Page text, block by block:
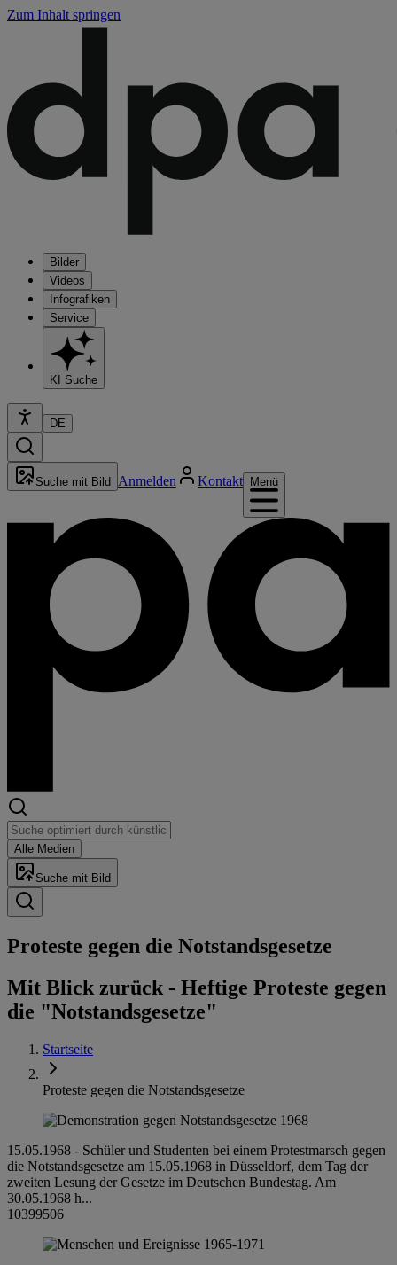
Zum Inhalt springen
Bilder
Videos
Infografiken
Service
KI Suche
DE
Suche mit Bild Anmelden Kontakt Menü
Alle Medien
Suche mit Bild
Proteste gegen die Not­stands­ge­set­ze
Mit Blick zurück - Heftige Proteste gegen
die "Notstandsgesetze"
Startseite
Proteste gegen die Notstandsgesetze
15.05.1968 - Schüler und Studenten bei einem Protestmarsch gegen
die Notstandsgesetze am 15.05.1968 in Düsseldorf, dem Tag der
zweiten Lesung der Gesetze im Deutschen Bundestag. Am
30.05.1968 h...
10399506